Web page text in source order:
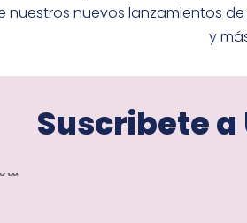
nuevos lanzamientos
y
Suscribete